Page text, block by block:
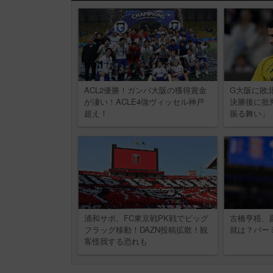
ACL2優勝！ガンバ大阪の獲得賞金
が凄い！ACLE4強ヴィッセル神戸
超え！
G大阪に敗
決勝後に批
振る舞い」
浦和サポ、FC東京戦PK戦でビッグ
フラッグ移動！DAZN投稿拡散！観
客怪我する恐れも
古橋亨梧、
就は？バー